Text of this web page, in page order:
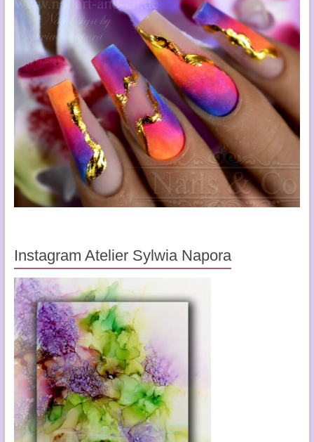
Instagram Atelier Sylwia Napora